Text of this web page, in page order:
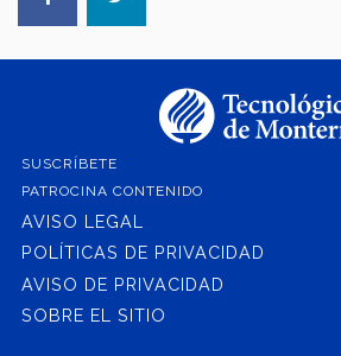
SUSCRÍBETE
PATROCINA CONTENIDO
AVISO LEGAL
POLÍTICAS DE PRIVACIDAD
AVISO DE PRIVACIDAD
SOBRE EL SITIO